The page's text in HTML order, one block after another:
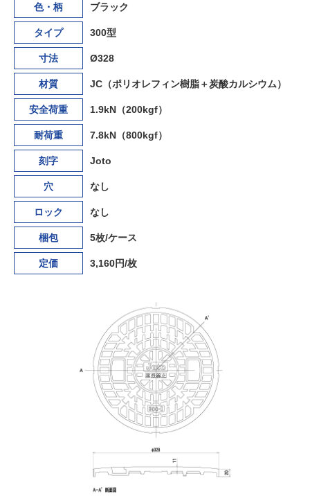
色・柄 ブラック
タイプ 300型
寸法 Ø328
材質 JC（ポリオレフィン樹脂＋炭酸カルシウム）
安全荷重 1.9kN（200kgf）
耐荷重 7.8kN（800kgf）
刻字 Joto
穴 なし
ロック なし
梱包 5枚/ケース
定価 3,160円/枚